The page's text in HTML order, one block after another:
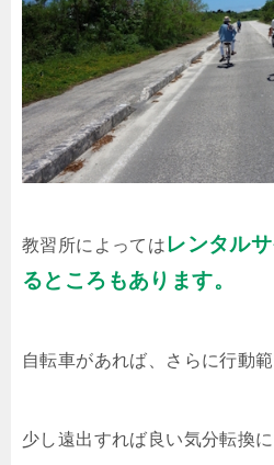
教習所によってはレンタル
るところもあります。
自転車があれば、さらに行動
少し遠出すれば良い気分転換に